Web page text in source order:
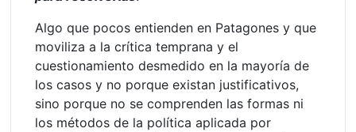
Algo que pocos entienden en Patagones y que
moviliza a la crítica temprana y el
cuestionamiento desmedido en la mayoría de
los casos y no porque existan justificativos,
sino porque no se comprenden las formas ni
los métodos de la política aplicada por